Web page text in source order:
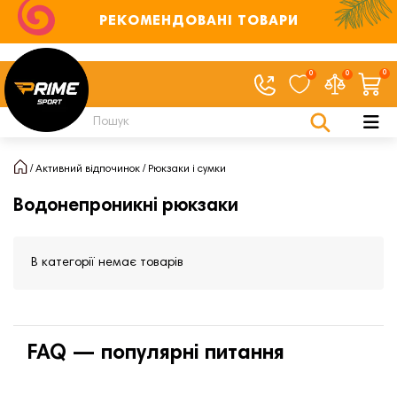
РЕКОМЕНДОВАНІ ТОВАРИ
0 0 0
Активний відпочинок Рюкзаки і сумки
Водонепроникні рюкзаки
В категорії немає товарів
FAQ — популярні питання